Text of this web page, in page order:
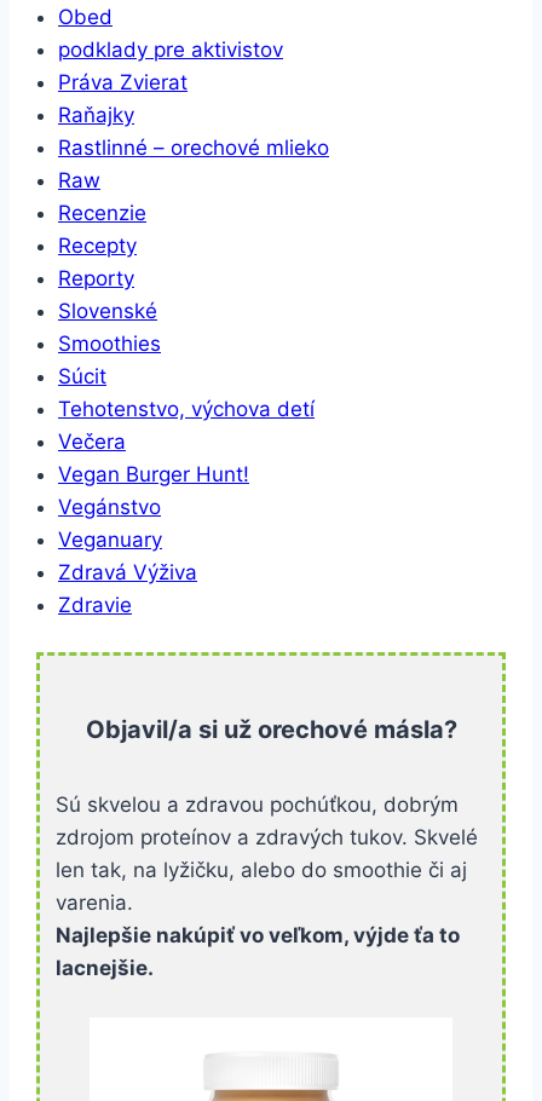
Obed
podklady pre aktivistov
Práva Zvierat
Raňajky
Rastlinné – orechové mlieko
Raw
Recenzie
Recepty
Reporty
Slovenské
Smoothies
Súcit
Tehotenstvo, výchova detí
Večera
Vegan Burger Hunt!
Vegánstvo
Veganuary
Zdravá Výživa
Zdravie
Objavil/a si už orechové másla?
Sú skvelou a zdravou pochúťkou, dobrým
zdrojom proteínov a zdravých tukov. Skvelé
len tak, na lyžičku, alebo do smoothie či aj
varenia.
Najlepšie nakúpiť vo veľkom, výjde ťa to
lacnejšie.